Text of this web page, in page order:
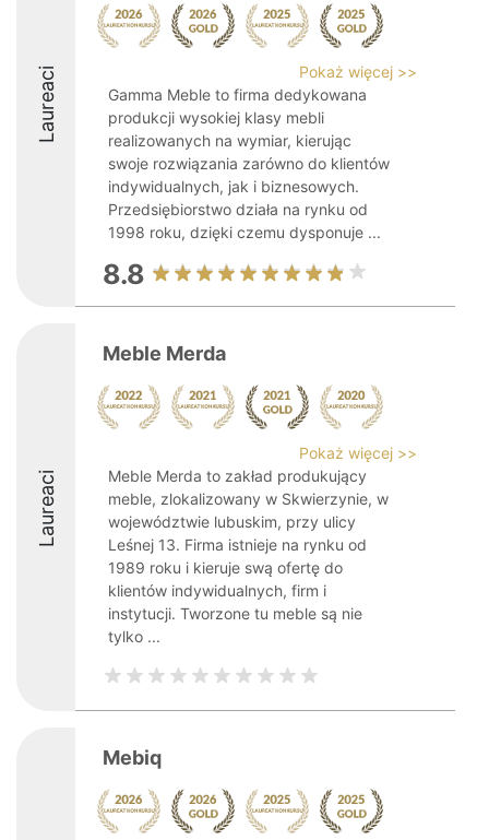
Laureaci
Pokaż więcej >>
Gamma Meble to firma dedykowana
produkcji wysokiej klasy mebli
realizowanych na wymiar, kierując
swoje rozwiązania zarówno do klientów
indywidualnych, jak i biznesowych.
Przedsiębiorstwo działa na rynku od
1998 roku, dzięki czemu dysponuje ...
8.8
Laureaci
Meble Merda
Pokaż więcej >>
Meble Merda to zakład produkujący
meble, zlokalizowany w Skwierzynie, w
województwie lubuskim, przy ulicy
Leśnej 13. Firma istnieje na rynku od
1989 roku i kieruje swą ofertę do
klientów indywidualnych, firm i
instytucji. Tworzone tu meble są nie
tylko ...
Mebiq